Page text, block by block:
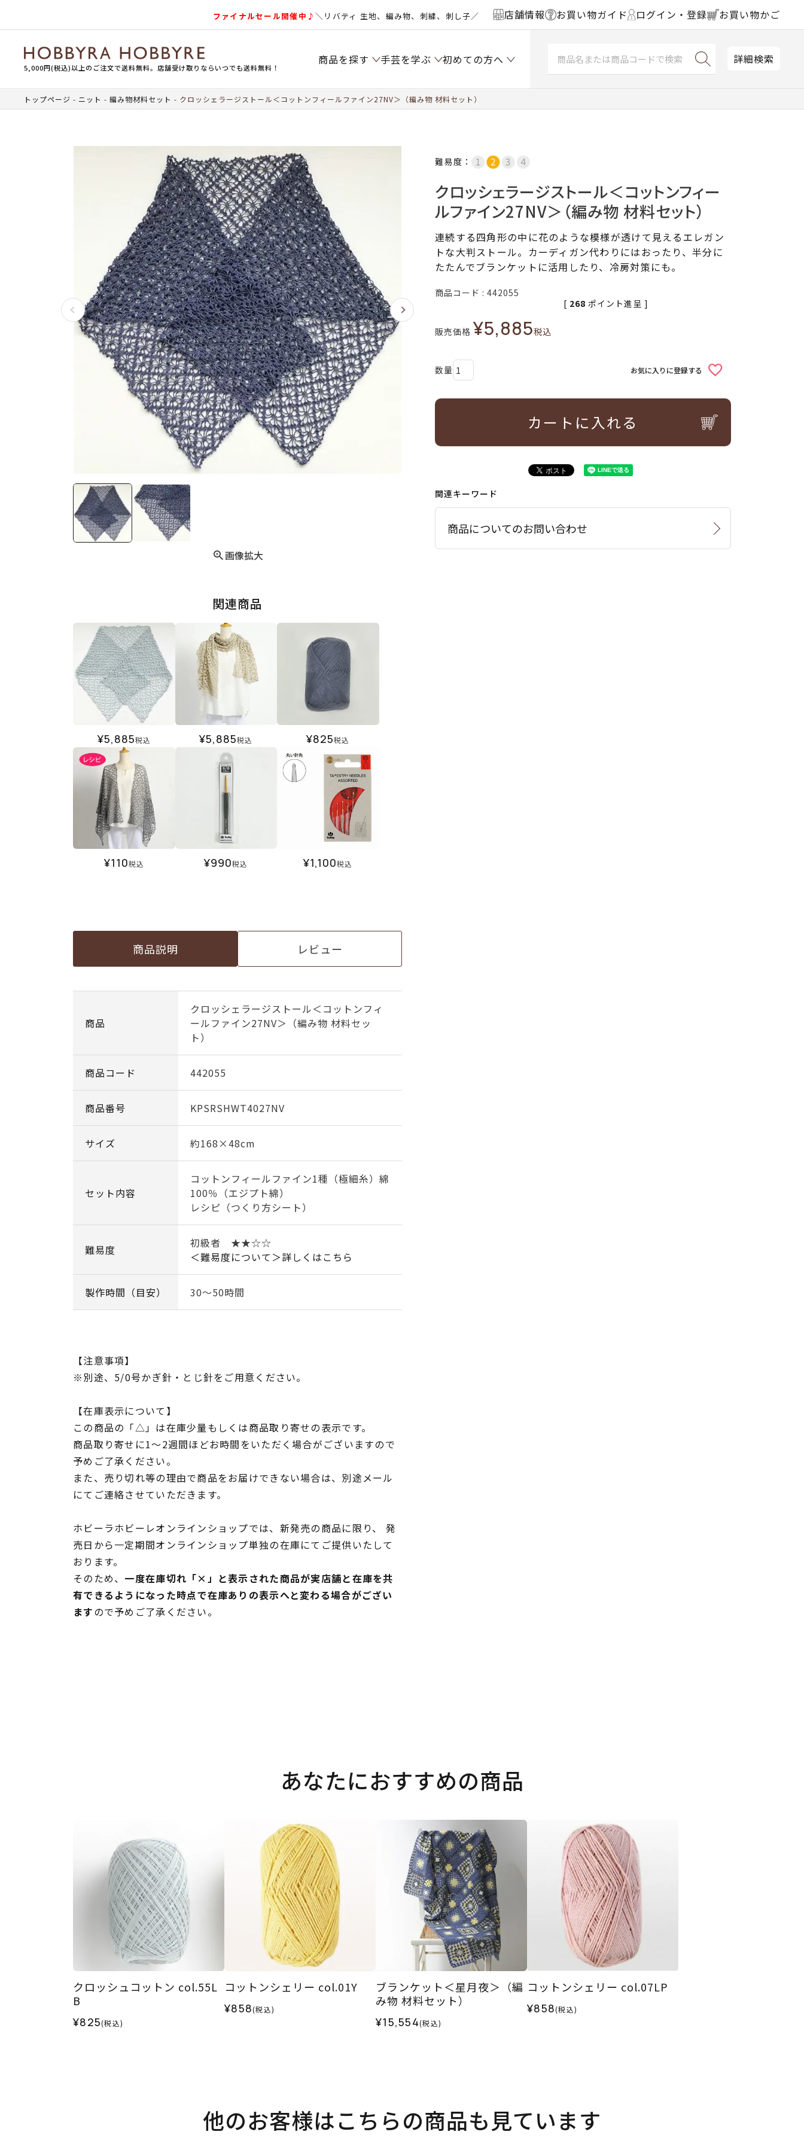
ファイナルセール開催中♪＼リバティ 生地、編み物、刺繍、刺し子／ 店舗情報 お買い物ガイド ログイン・登録 お買い物かご
5,000円(税込)以上のご注文で送料無料。店舗受け取りならいつでも送料無料！
商品を探す 手芸を学ぶ 初めての方へ 詳細検索
トップページ ニット 編み物材料セット クロッシェラージストール＜コットンフィールファイン27NV＞（編み物 材料セット）
画像拡大
関連商品
¥5,885税込 ¥5,885税込 ¥825税込
¥110税込 ¥990税込 ¥1,100税込
商品説明 レビュー
商品
クロッシェラージストール＜コットンフィ
ールファイン27NV＞（編み物 材料セッ
ト）
商品コード 442055
商品番号 KPSRSHWT4027NV
サイズ 約168×48cm
セット内容
コットンフィールファイン1種（極細糸）綿
100％（エジプト綿）
レシピ（つくり方シート）
難易度
初級者 ★★☆☆
＜難易度について＞詳しくはこちら
製作時間（目安） 30～50時間
【注意事項】
※別途、5/0号かぎ針・とじ針をご用意ください。
【在庫表示について】
この商品の「△」は在庫少量もしくは商品取り寄せの表示です。
商品取り寄せに1～2週間ほどお時間をいただく場合がございますので
予めご了承ください。
また、売り切れ等の理由で商品をお届けできない場合は、別途メール
にてご連絡させていただきます。
ホビーラホビーレオンラインショップでは、新発売の商品に限り、 発
売日から一定期間オンラインショップ単独の在庫にてご提供いたして
おります。
そのため、 一度在庫切れ「×」と表示された商品が実店舗と在庫を共
有できるようになった時点で在庫ありの表示へと変わる場合がござい
ますので予めご了承ください。
難易度：
クロッシェラージストール＜コットンフィー
ルファイン27NV＞（編み物 材料セット）
連続する四角形の中に花のような模様が透けて見えるエレガン
トな大判ストール。カーディガン代わりにはおったり、半分に
たたんでブランケットに活用したり、冷房対策にも。
商品コード 442055
販売価格 ¥5,885税込
[ 268 ポイント進呈 ]
お気に入りに登録する
カートに入れる
関連キーワード
商品についてのお問い合わせ
あなたにおすすめの商品
クロッシュコットン col.55L
B
¥825(税込)
コットンシェリー col.01Y
¥858(税込)
ブランケット＜星月夜＞（編
み物 材料セット）
¥15,554(税込)
コットンシェリー col.07LP
¥858(税込)
他のお客様はこちらの商品も見ています